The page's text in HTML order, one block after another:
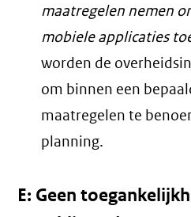
maatregelen nemen
mobiele applicaties
worden de
om binnen een
maatregelen te
planning.
E: Geen